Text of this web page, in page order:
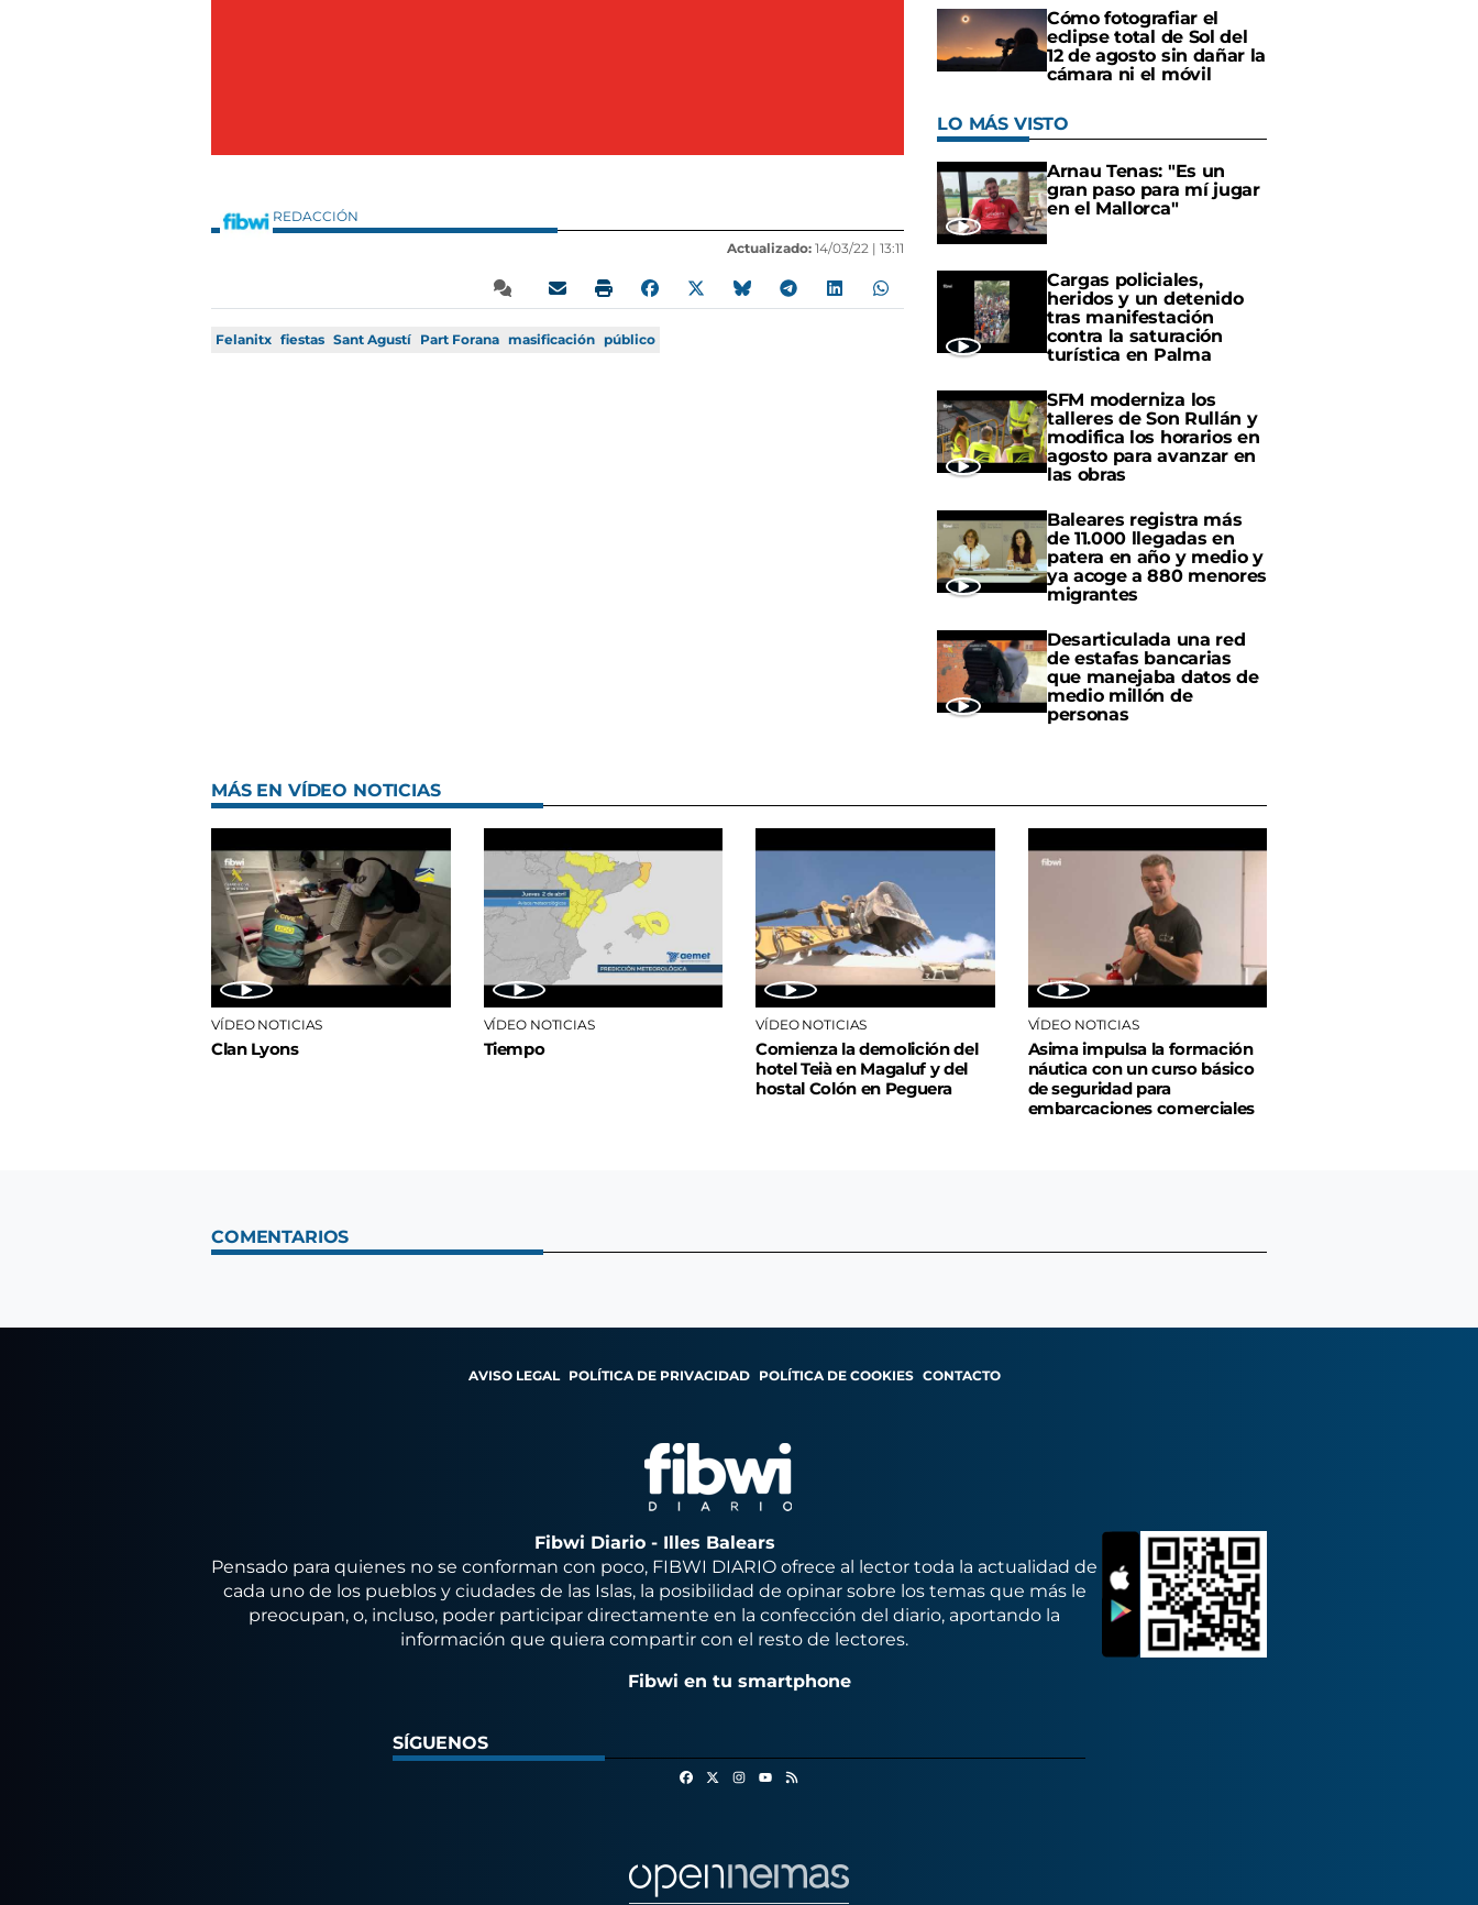
REDACCIÓN
Actualizado: 14/03/22 | 13:11
Felanitx fiestas Sant Agustí Part Forana masificación público
Cómo fotografiar el
eclipse total de Sol del
12 de agosto sin dañar la
cámara ni el móvil
LO MÁS VISTO
Arnau Tenas: "Es un
gran paso para mí jugar
en el Mallorca"
Cargas policiales,
heridos y un detenido
tras manifestación
contra la saturación
turística en Palma
SFM moderniza los
talleres de Son Rullán y
modifica los horarios en
agosto para avanzar en
las obras
Baleares registra más
de 11.000 llegadas en
patera en año y medio y
ya acoge a 880 menores
migrantes
Desarticulada una red
de estafas bancarias
que manejaba datos de
medio millón de
personas
MÁS EN VÍDEO NOTICIAS
VÍDEO NOTICIAS
Clan Lyons
VÍDEO NOTICIAS
Tiempo
VÍDEO NOTICIAS
Comienza la demolición del
hotel Teià en Magaluf y del
hostal Colón en Peguera
VÍDEO NOTICIAS
Asima impulsa la formación
náutica con un curso básico
de seguridad para
embarcaciones comerciales
COMENTARIOS
AVISO LEGAL POLÍTICA DE PRIVACIDAD POLÍTICA DE COOKIES CONTACTO
Fibwi Diario - Illes Balears
Pensado para quienes no se conforman con poco, FIBWI DIARIO ofrece al lector toda la actualidad de
cada uno de los pueblos y ciudades de las Islas, la posibilidad de opinar sobre los temas que más le
preocupan, o, incluso, poder participar directamente en la confección del diario, aportando la
información que quiera compartir con el resto de lectores.
Fibwi en tu smartphone
SÍGUENOS
FacebookInstagram